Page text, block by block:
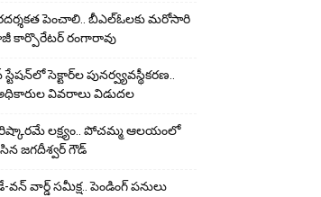
పెంచాలి.. బీఎల్ఓలకు మరోసారి
కార్పొరేటర్ రంగారావు
సెక్టార్‌ల పునర్వ్యవస్థీకరణ..
వివరాలు విడుదల
లక్ష్యం.. పోచమ్మ ఆలయంలో
జగదీశ్వర్ గౌడ్
వార్డ్ సమీక్ష.. పెండింగ్ పనులు